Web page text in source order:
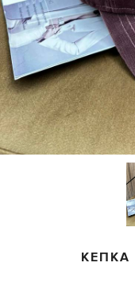
КЕПКА